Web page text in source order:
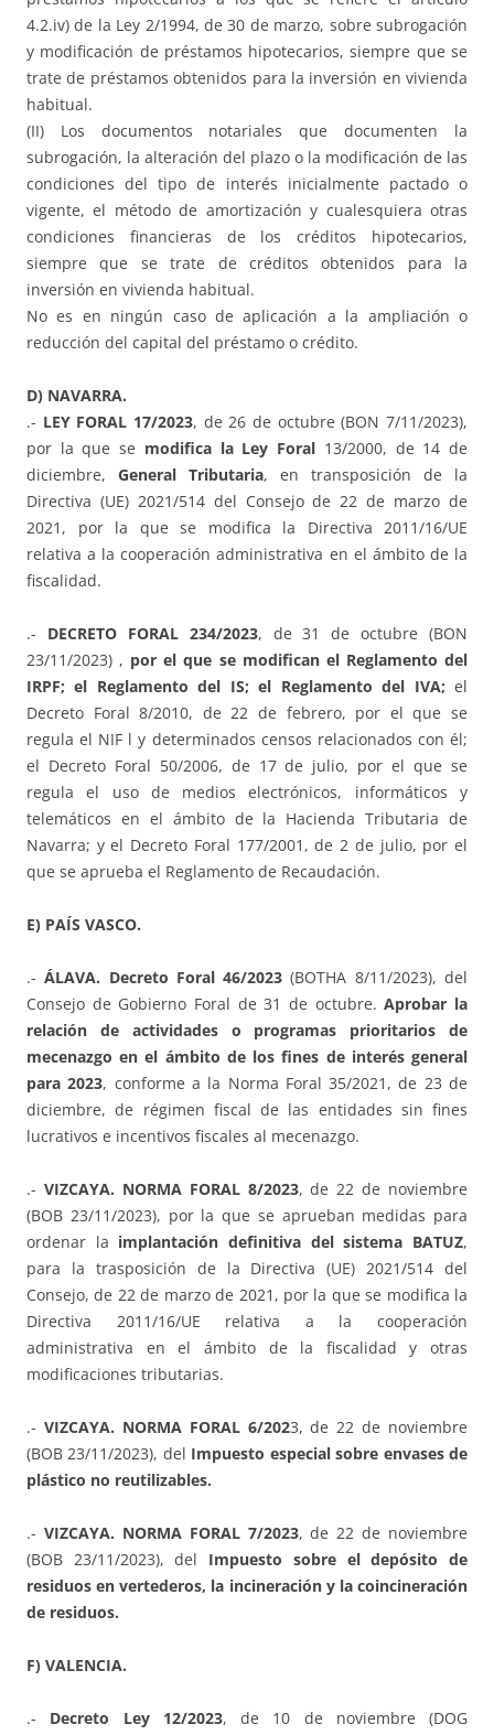
4.2.iv) de la Ley 2/1994, de 30 de marzo, sobre subrogación
y modificación de préstamos hipotecarios, siempre que se
trate de préstamos obtenidos para la inversión en vivienda
habitual.
(II) Los documentos notariales que documenten la
subrogación, la alteración del plazo o la modificación de las
condiciones del tipo de interés inicialmente pactado o
vigente, el método de amortización y cualesquiera otras
condiciones financieras de los créditos hipotecarios,
siempre que se trate de créditos obtenidos para la
inversión en vivienda habitual.
No es en ningún caso de aplicación a la ampliación o
reducción del capital del préstamo o crédito.
D) NAVARRA.
.- LEY FORAL 17/2023, de 26 de octubre (BON 7/11/2023),
por la que se modifica la Ley Foral 13/2000, de 14 de
diciembre, General Tributaria, en transposición de la
Directiva (UE) 2021/514 del Consejo de 22 de marzo de
2021, por la que se modifica la Directiva 2011/16/UE
relativa a la cooperación administrativa en el ámbito de la
fiscalidad.
.- DECRETO FORAL 234/2023, de 31 de octubre (BON
23/11/2023) , por el que se modifican el Reglamento del
IRPF; el Reglamento del IS; el Reglamento del IVA; el
Decreto Foral 8/2010, de 22 de febrero, por el que se
regula el NIF l y determinados censos relacionados con él;
el Decreto Foral 50/2006, de 17 de julio, por el que se
regula el uso de medios electrónicos, informáticos y
telemáticos en el ámbito de la Hacienda Tributaria de
Navarra; y el Decreto Foral 177/2001, de 2 de julio, por el
que se aprueba el Reglamento de Recaudación.
E) PAÍS VASCO.
.-ÁLAVA. Decreto Foral 46/2023 (BOTHA 8/11/2023), del
Consejo de Gobierno Foral de 31 de octubre.Aprobar la
relación de actividades o programas prioritarios de
mecenazgo en el ámbito de los fines de interés general
para 2023, conforme a la Norma Foral 35/2021, de 23 de
diciembre, de régimen fiscal de las entidades sin fines
lucrativos e incentivos fiscales al mecenazgo.
.- VIZCAYA. NORMA FORAL 8/2023, de 22 de noviembre
(BOB 23/11/2023), por la que se aprueban medidas para
ordenar la implantación definitiva del sistema BATUZ,
para la trasposición de la Directiva (UE) 2021/514 del
Consejo, de 22 de marzo de 2021, por la que se modifica la
Directiva 2011/16/UE relativa a la cooperación
administrativa en el ámbito de la fiscalidad y otras
modificaciones tributarias.
.- VIZCAYA. NORMA FORAL 6/2023, de 22 de noviembre
(BOB 23/11/2023), del Impuesto especial sobre envases de
plástico no reutilizables.
.- VIZCAYA. NORMA FORAL 7/2023, de 22 de noviembre
(BOB 23/11/2023), del Impuesto sobre el depósito de
residuos en vertederos, la incineración y la coincineración
de residuos.
F) VALENCIA.
.- Decreto Ley 12/2023, de 10 de noviembre (DOG